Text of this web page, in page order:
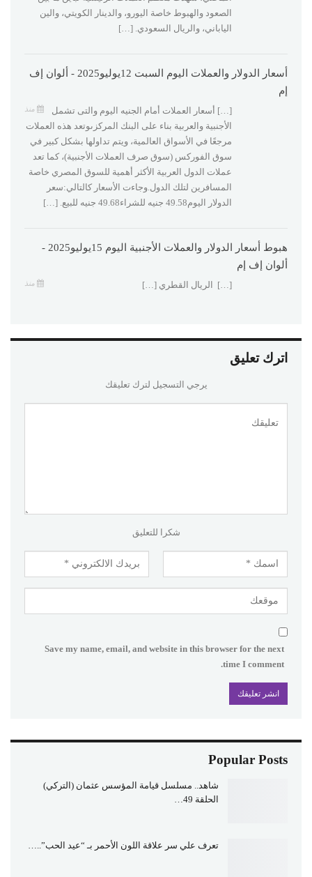
الصعود والهبوط خاصة اليورو، والدينار الكويتي، والين
الياباني، والريال السعودي. […]
أسعار الدولار والعملات اليوم السبت 12يوليو2025 - ألوان إف
إم
منذ
[…] أسعار العملات أمام الجنيه اليوم والتى تشمل
الأجنبية والعربية بناء على البنك المركزىوتعد هذه العملات
مرجعًا في الأسواق العالمية، ويتم تداولها بشكل كبير في
سوق الفوركس (سوق صرف العملات الأجنبية)، كما تعد
عملات الدول العربية الأكثر أهمية للسوق المصري خاصة
المسافرين لتلك الدول.وجاءت الأسعار كالتالي:‏‎سعر
الدولار اليوم49.58 جنيه للشراء49.68 جنيه للبيع. […]
هبوط أسعار الدولار والعملات الأجنبية اليوم 15يوليو2025 -
ألوان إف إم
منذ […] ‏‎ الريال القطري […]
اترك تعليق
يرجي التسجيل لترك تعليقك
شكرا للتعليق
Save my name, email, and website in this browser for the next
time I comment.
Popular Posts
شاهد.. مسلسل قيامة المؤسس عثمان (التركي)
الحلقة 49…
تعرف علي سر علاقة اللون الأحمر بـ “عيد الحب”..…